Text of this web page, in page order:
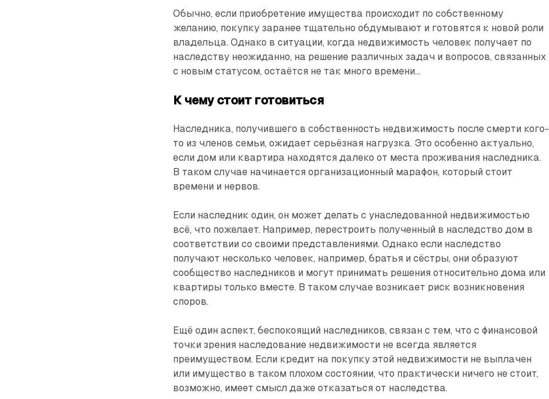
Обычно, если приобретение имущества происходит по собственному
желанию, покупку заранее тщательно обдумывают и готовятся к новой роли
владельца. Однако в ситуации, когда недвижимость человек получает по
наследству неожиданно, на решение различных задач и вопросов, связанных
с новым статусом, остаётся не так много времени...
К чему стоит готовиться
Наследника, получившего в собственность недвижимость после смерти кого-
то из членов семьи, ожидает серьёзная нагрузка. Это особенно актуально,
если дом или квартира находятся далеко от места проживания наследника.
В таком случае начинается организационный марафон, который стоит
времени и нервов.
Если наследник один, он может делать с унаследованной недвижимостью
всё, что пожелает. Например, перестроить полученный в наследство дом в
соответствии со своими представлениями. Однако если наследство
получают несколько человек, например, братья и сёстры, они образуют
сообщество наследников и могут принимать решения относительно дома или
квартиры только вместе. В таком случае возникает риск возникновения
споров.
Ещё один аспект, беспокоящий наследников, связан с тем, что с финансовой
точки зрения наследование недвижимости не всегда является
преимуществом. Если кредит на покупку этой недвижимости не выплачен
или имущество в таком плохом состоянии, что практически ничего не стоит,
возможно, имеет смысл даже отказаться от наследства.